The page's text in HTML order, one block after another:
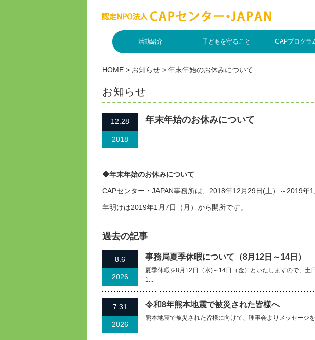
活動紹介 子どもを守ること CAPプログラ
HOME > お知らせ > 年末年始のお休みについて
お知らせ
12.28
2018
年末年始のお休みについて
◆年末年始のお休みについて
CAPセンター・JAPAN事務所は、2018年12月29日(土）～2019年
年明けは2019年1月7日（月）から開所です。
過去の記事
8.6
2026
事務局夏季休暇について（8月12日～14日）
夏季休暇を8月12日（水)～14日（金）といたしますので、土
1...
7.31
2026
令和8年熊本地震で被災された皆様へ
熊本地震で被災された皆様に向けて、理事会よりメッセージを